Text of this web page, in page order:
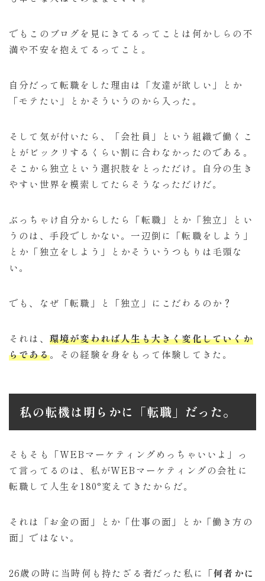
でもこのブログを見にきてるってことは何かしらの不
満や不安を抱えてるってこと。
自分だって転職をした理由は「友達が欲しい」とか
「モテたい」とかそういうのから入った。
そして気が付いたら、「会社員」という組織で働くこ
とがビックリするくらい割に合わなかったのである。
そこから独立という選択肢をとっただけ。自分の生き
やすい世界を模索してたらそうなっただけだ。
ぶっちゃけ自分からしたら「転職」とか「独立」とい
うのは、手段でしかない。一辺倒に「転職をしよう」
とか「独立をしよう」とかそういうつもりは毛頭な
い。
でも、なぜ「転職」と「独立」にこだわるのか？
それは、 環境が変われば人生も大きく変化していくか
らである。その経験を身をもって体験してきた。
私の転機は明らかに「転職」だった。
そもそも「WEBマーケティングめっちゃいいよ」っ
て言ってるのは、私がWEBマーケティングの会社に
転職して人生を180°変えてきたからだ。
それは「お金の面」とか「仕事の面」とか「働き方の
面」ではない。
26歳の時に当時何も持たざる者だった私に 「何者かに